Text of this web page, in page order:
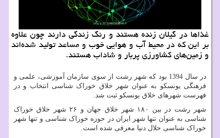
غذاها در گیلان زنده هستند و رنگ زندگی دارند چون علاوه
بر این ‌كه در محیط آب و هوایی خوب و مساعد تولید شده‌اند
و ‌زمین‌های كشاورزی پربار و شاداب هستند.
در سال 1394 بود که شهر رشت از سوی سازمان آموزشی، علمی و
فرهنگی یونسکو به عنوان شهر خلاق خوراک شناسی انتخاب و در
فهرست شهرهای خلاق یونسکو ثبت شد.
شهر رشت در بین ۱۸۰ شهر خلاق جهان و ۲۶ شهر خلاق خوراک
شناسی به عنوان تنها شهر ایران در حوزه خوراک شناسی و تنها شهر
خوراک شناسی حلال دنیا معرفی شده است.